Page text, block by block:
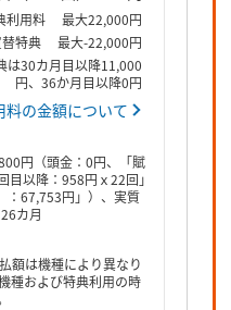
利用料
最大22,000円
特典
最大-22,000円
30カ月目以降11,000
円、36か月目以降0円
料の金額について
円（頭金：0円、「賦
以降：958円ｘ22回」
：67,753円」）、実質
カ月
額は機種により異なり
種および特典利用の時